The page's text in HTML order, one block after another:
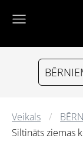
Veikals
Siltināts ziemas